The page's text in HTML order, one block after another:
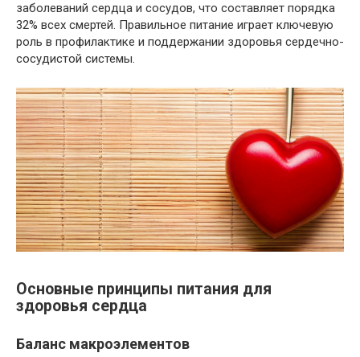
заболеваний сердца и сосудов, что составляет порядка
32% всех смертей. Правильное питание играет ключевую
роль в профилактике и поддержании здоровья сердечно-
сосудистой системы.
Основные принципы питания для
здоровья сердца
Баланс макроэлементов